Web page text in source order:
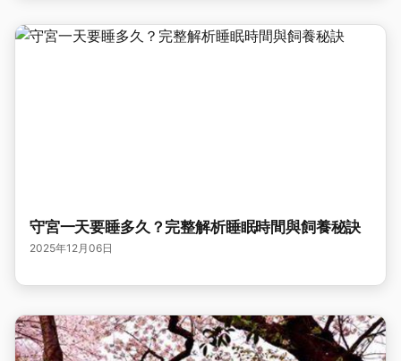
守宮一天要睡多久？完整解析睡眠時間與飼養秘訣
2025年12月06日